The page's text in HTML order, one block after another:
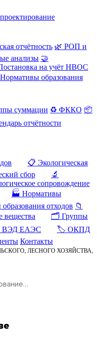
отчётность 🌿 РОП и
анализы 🤝
на учёт НВОС
образования
суммации ♻️ ФККО 📦
отчётности
📋 Экологическая
сбор
🔬
сопровождение
🏭 Нормативы
отходов 📁
вещества
🗂️ Группы
ВЭД ЕАЭС
🏷️ ОКПД
Контакты
ЛЕСНОГО ХОЗЯЙСТВА,